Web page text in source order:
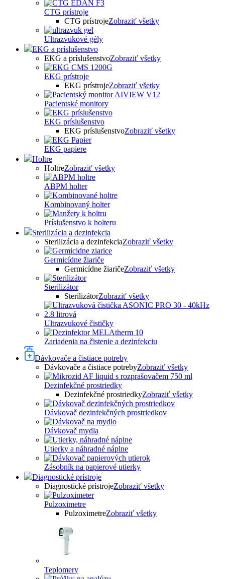
CTG prístroje
CTG prístrojeZobraziť všetky
Ultrazvukové gély
EKG a príslušenstvo
EKG a príslušenstvoZobraziť všetky
EKG prístroje
EKG prístrojeZobraziť všetky
Pacientské monitory
EKG príslušenstvo
EKG príslušenstvoZobraziť všetky
EKG papiere
Holtre
HoltreZobraziť všetky
ABPM holter
Kombinovaný holter
Príslušenstvo k holteru
Sterilizácia a dezinfekcia
Sterilizácia a dezinfekciaZobraziť všetky
Germicídne žiariče
Germicídne žiaričeZobraziť všetky
Sterilizátor
SterilizátorZobraziť všetky
Ultrazvukové čističky
Zariadenia na čistenie a dezinfekciu
Dávkovače a čistiace potreby
Dávkovače a čistiace potrebyZobraziť všetky
Dezinfekčné prostriedky
Dezinfekčné prostriedkyZobraziť všetky
Dávkovač dezinfekčných prostriedkov
Dávkovač mydla
Utierky a náhradné náplne
Zásobník na papierové utierky
Diagnostické prístroje
Diagnostické prístrojeZobraziť všetky
Pulzoximetre
PulzoximetreZobraziť všetky
Teplomery